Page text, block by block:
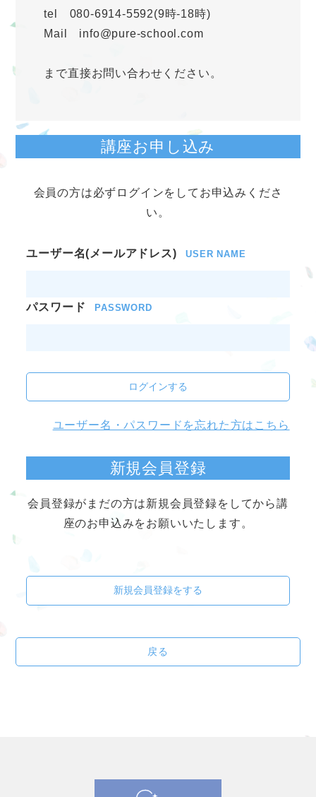
tel 080-6914-5592(9時-18時)
Mail info@pure-school.com
まで直接お問い合わせください。
講座お申し込み
会員の方は必ずログインをしてお申込みくださ
い。
ユーザー名(メールアドレス) USER NAME
パスワード PASSWORD
ログインする
ユーザー名・パスワードを忘れた方はこちら
新規会員登録
会員登録がまだの方は新規会員登録をしてから講
座のお申込みをお願いいたします。
新規会員登録をする
戻る